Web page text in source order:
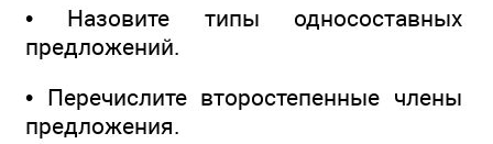
• Назовите типы односоставных
предложений.
• Перечислите второстепенные члены
предложения.